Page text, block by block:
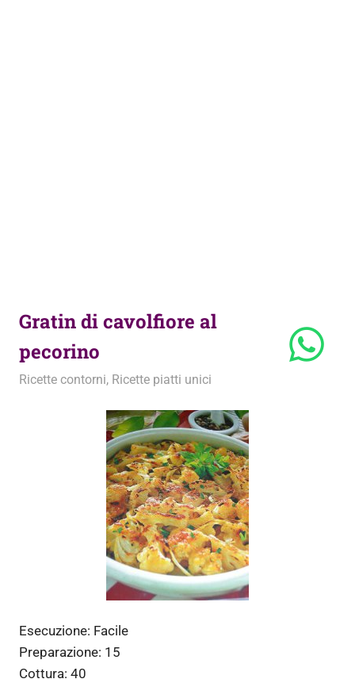
Gratin di cavolfiore al
pecorino
29 Febbraio 2012
admin
Ricette contorni, Ricette piatti unici
Esecuzione: Facile
Preparazione: 15
Cottura: 40